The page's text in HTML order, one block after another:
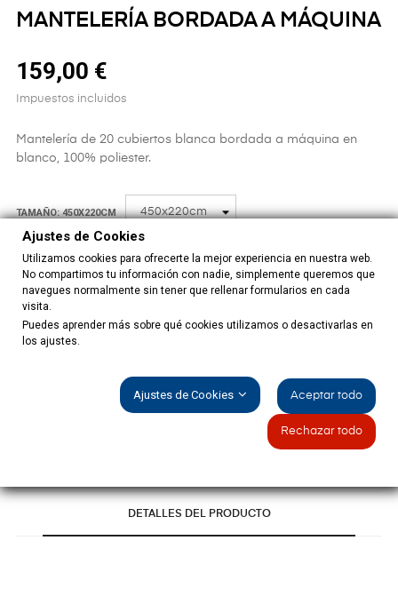
MANTELERÍA BORDADA A MÁQUINA
159,00 €
Impuestos incluidos
Mantelería de 20 cubiertos blanca bordada a máquina en
blanco, 100% poliester.
TAMAÑO: 450X220CM
CANTIDAD
ÚLTIMAS UNIDADES EN STOCK
DETALLES DEL PRODUCTO
Ajustes de Cookies
Utilizamos cookies para ofrecerte la mejor experiencia en nuestra web.
No compartimos tu información con nadie, simplemente queremos que
navegues normalmente sin tener que rellenar formularios en cada
visita.
Puedes aprender más sobre qué cookies utilizamos o desactivarlas en
los ajustes.
Ajustes de Cookies Aceptar todo
Rechazar todo